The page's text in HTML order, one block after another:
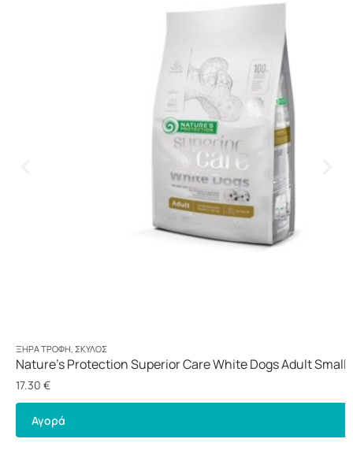
ΞΗΡΆ ΤΡΟΦΉ, ΣΚΎΛΟΣ
Nature’s Protection Superior Care White Dogs Adult Small
1,5kg
17.30 €
Αγορά